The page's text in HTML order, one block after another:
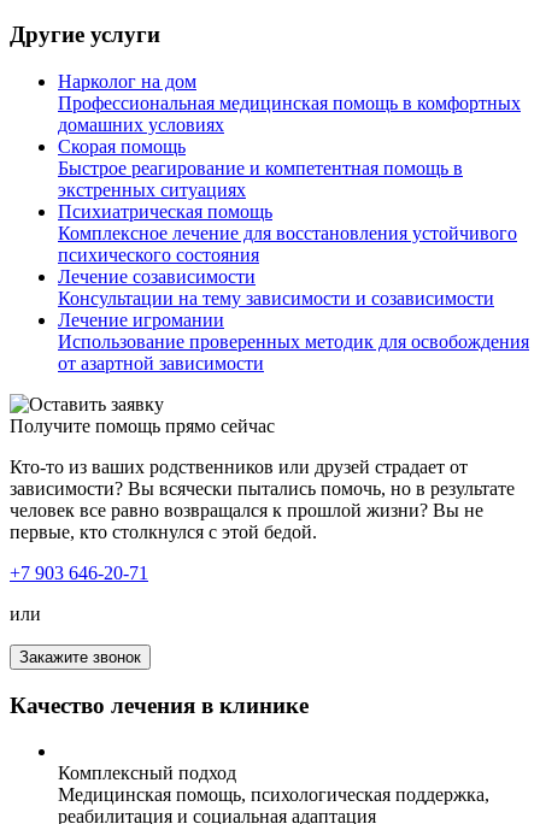
Другие услуги
Нарколог на дом
Профессиональная медицинская помощь в комфортных
домашних условиях
Скорая помощь
Быстрое реагирование и компетентная помощь в
экстренных ситуациях
Психиатрическая помощь
Комплексное лечение для восстановления устойчивого
психического состояния
Лечение созависимости
Консультации на тему зависимости и созависимости
Лечение игромании
Использование проверенных методик для освобождения
от азартной зависимости
Получите помощь прямо сейчас
Кто-то из ваших родственников или друзей страдает от
зависимости? Вы всячески пытались помочь, но в результате
человек все равно возвращался к прошлой жизни? Вы не
первые, кто столкнулся с этой бедой.
+7 903 646-20-71
или
Закажите звонок
Качество лечения в клинике
Комплексный подход
Медицинская помощь, психологическая поддержка,
реабилитация и социальная адаптация